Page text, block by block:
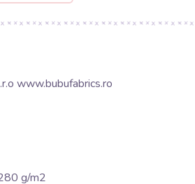
www.bubufabrics.ro
g/m2